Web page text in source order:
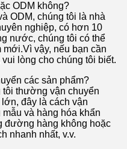
ODM không?
ODM, chúng tôi là nhà
nghiệp, có hơn 10
nước, chúng tôi có thể
mới.Vì vậy, nếu bạn cần
lòng cho chúng tôi biết.
các sản phẩm?
tôi thường vận chuyển
đây là cách vận
và hàng hóa khẩn
đường hàng không hoặc
nhanh nhất, v.v.